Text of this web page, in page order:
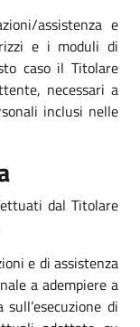
assistenza e
e i moduli di
caso il Titolare
necessari a
inclusi nelle
dal Titolare
e di assistenza
a adempiere a
di